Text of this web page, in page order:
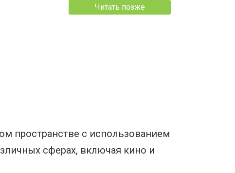
Читать позже
пространстве с использованием
сферах, включая кино и